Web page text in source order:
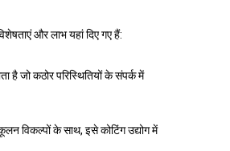
और लाभ यहां दिए गए हैं:
है जो कठोर परिस्थितियों के संपर्क में
विकल्पों के साथ, इसे कोटिंग उद्योग में